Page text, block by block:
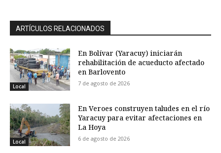
ARTÍCULOS RELACIONADOS
Local
En Bolívar (Yaracuy) iniciarán
rehabilitación de acueducto afectado
en Barlovento
7 de agosto de 2026
Local
En Veroes construyen taludes en el río
Yaracuy para evitar afectaciones en
La Hoya
6 de agosto de 2026